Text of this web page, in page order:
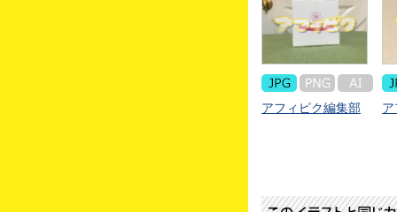
アフィピク編集部